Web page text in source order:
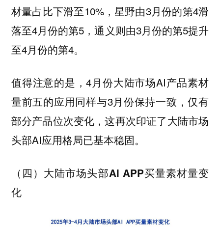
材量占比下滑至10%，星野由3月份的第4滑
落至4月份的第5，通义则由3月份的第5提升
至4月份的第4。
值得注意的是，4月份大陆市场AI产品素材
量前五的应用同样与3月份保持一致，仅有
部分产品位次变化，这再次印证了大陆市场
头部AI应用格局已基本稳固。
（四）大陆市场头部AI APP买量素材量变
化